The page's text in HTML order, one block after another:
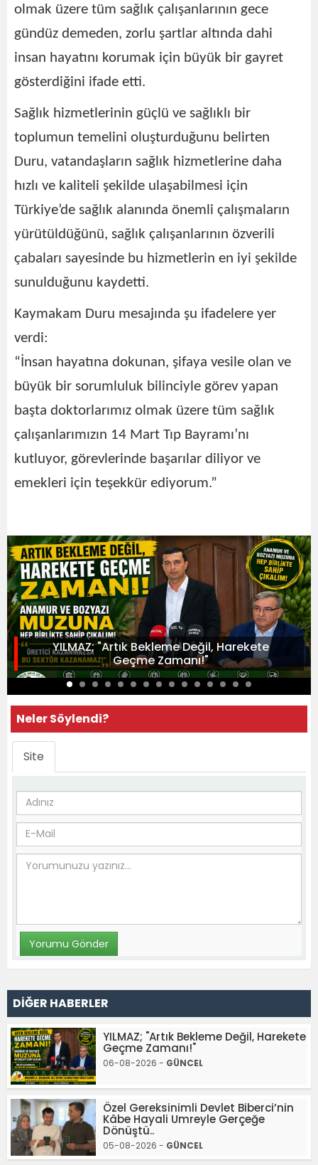
olmak üzere tüm sağlık çalışanlarının gece
gündüz demeden, zorlu şartlar altında dahi
insan hayatını korumak için büyük bir gayret
gösterdiğini ifade etti.
Sağlık hizmetlerinin güçlü ve sağlıklı bir
toplumun temelini oluşturduğunu belirten
Duru, vatandaşların sağlık hizmetlerine daha
hızlı ve kaliteli şekilde ulaşabilmesi için
Türkiye’de sağlık alanında önemli çalışmaların
yürütüldüğünü, sağlık çalışanlarının özverili
çabaları sayesinde bu hizmetlerin en iyi şekilde
sunulduğunu kaydetti.
Kaymakam Duru mesajında şu ifadelere yer
verdi:
“İnsan hayatına dokunan, şifaya vesile olan ve
büyük bir sorumluluk bilinciyle görev yapan
başta doktorlarımız olmak üzere tüm sağlık
çalışanlarımızın 14 Mart Tıp Bayramı’nı
kutluyor, görevlerinde başarılar diliyor ve
emekleri için teşekkür ediyorum.”
YILMAZ; "Artık Bekleme Değil, Harekete
Geçme Zamanı!"
Neler Söylendi?
Site
DİĞER HABERLER
YILMAZ; "Artık Bekleme Değil, Harekete
Geçme Zamanı!"
06-08-2026 - GÜNCEL
Özel Gereksinimli Devlet Biberci’nin
Kâbe Hayali Umreyle Gerçeğe
Dönüştü..
05-08-2026 - GÜNCEL